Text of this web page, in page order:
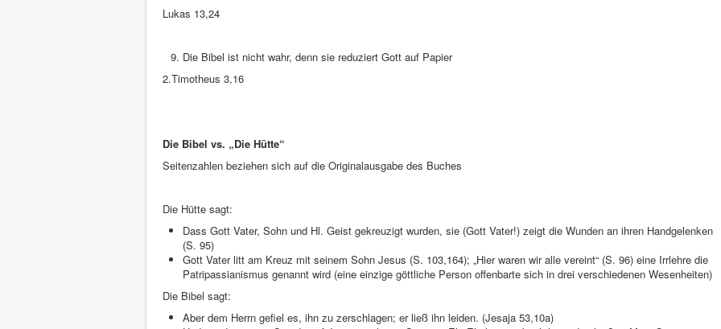
Lukas 13,24
Die Bibel ist nicht wahr, denn sie reduziert Gott auf Papier
2.Timotheus 3,16
Die Bibel vs. „Die Hütte“
Seitenzahlen beziehen sich auf die Originalausgabe des Buches
Die Hütte sagt:
Dass Gott Vater, Sohn und Hl. Geist gekreuzigt wurden, sie (Gott Vater!) zeigt die Wunden an ihren Handgelenken
(S. 95)
Gott Vater litt am Kreuz mit seinem Sohn Jesus (S. 103,164); „Hier waren wir alle vereint“ (S. 96) eine Irrlehre die
Patripassianismus genannt wird (eine einzige göttliche Person offenbarte sich in drei verschiedenen Wesenheiten)
Die Bibel sagt:
Aber dem Herrn gefiel es, ihn zu zerschlagen; er ließ ihn leiden. (Jesaja 53,10a)